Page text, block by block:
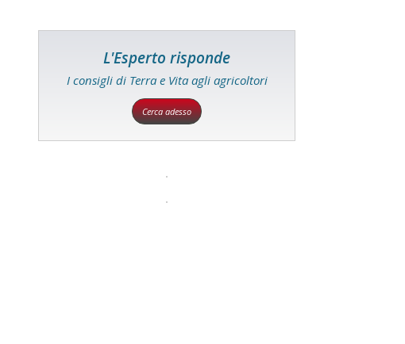
L'Esperto risponde
I consigli di Terra e Vita agli agricoltori
Cerca adesso